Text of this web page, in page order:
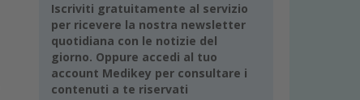
Iscriviti gratuitamente al servizio
per ricevere la nostra newsletter
quotidiana con le notizie del
giorno. Oppure accedi al tuo
account Medikey per consultare i
contenuti a te riservati